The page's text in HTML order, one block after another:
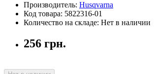
Производитель: Husqvarna
Код товара: 5822316-01
Количество на складе: Нет в наличии
256 грн.